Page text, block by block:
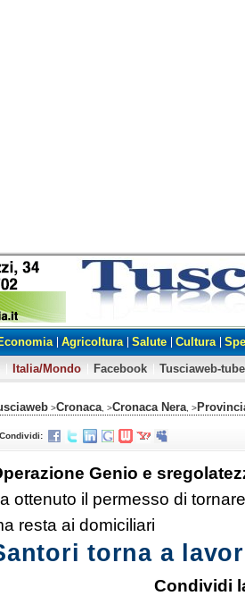
Agricoltura Salute Cultura
Italia/Mondo Facebook Tusciaweb-tube
>Cronaca , >Cronaca Nera , >
Condividi:
Genio e
ottenuto il permesso di
resta ai domiciliari
torna a
Condividi